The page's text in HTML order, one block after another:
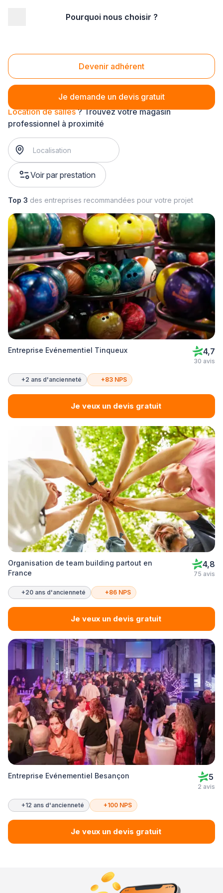
Pourquoi nous choisir ?
Devenir adhérent
Je demande un devis gratuit
Location de salles
Location de salles? Trouvez votre magasin
professionnel à proximité
Voir par prestation
Top 3 des entreprises recommandées pour votre projet
Entreprise Evénementiel Tinqueux 4,7
30 avis
+2 ans d'ancienneté +83 NPS
Je veux un devis gratuit
Organisation de team building partout en
France
4,8
75 avis
+20 ans d'ancienneté +86 NPS
Je veux un devis gratuit
Entreprise Evénementiel Besançon 5
2 avis
+12 ans d'ancienneté +100 NPS
Je veux un devis gratuit